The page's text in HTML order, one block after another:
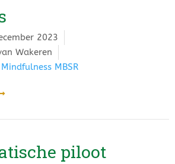
2023
Wakeren
Mindfulness MBSR
piloot